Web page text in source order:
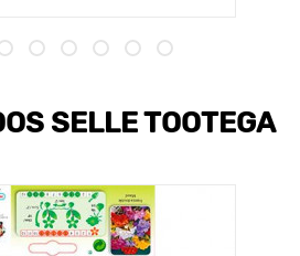
SELLE TOOTEGA